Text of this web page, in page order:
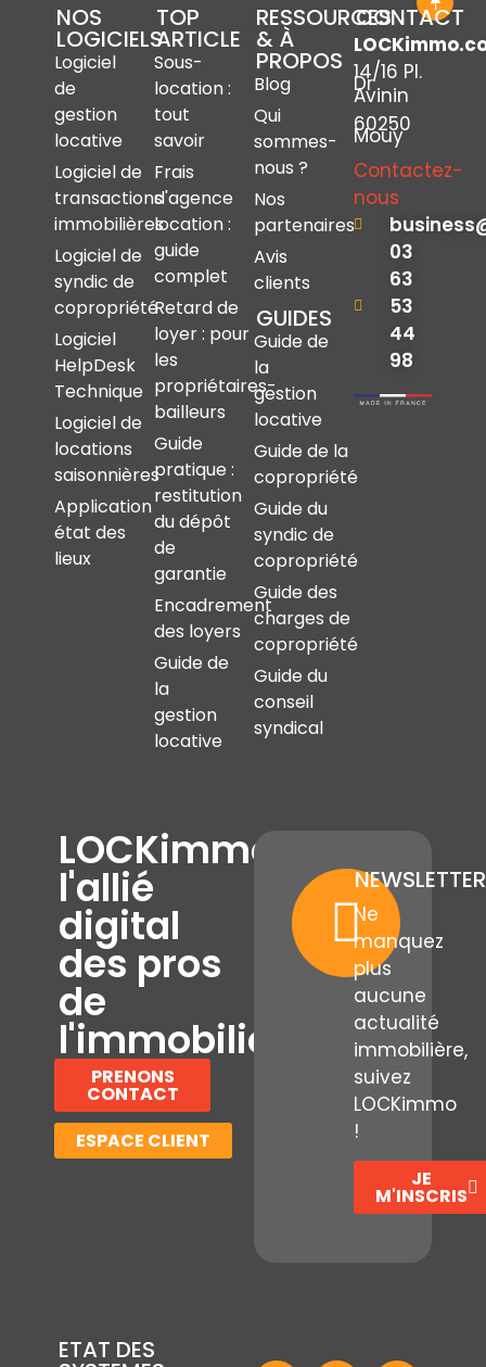
NOS
LOGICIELS
Logiciel
de
gestion
locative
Logiciel de
transactions
immobilières
Logiciel de
syndic de
copropriété
Logiciel
HelpDesk
Technique
Logiciel de
locations
saisonnières
Application
état des
lieux
TOP
ARTICLE
Sous-
location :
tout
savoir
Frais
d'agence
location :
guide
complet
Retard de
loyer : pour
les
propriétaires-
bailleurs
Guide
pratique :
restitution
du dépôt
de
garantie
Encadrement
des loyers
Guide de
la
gestion
locative
RESSOURCES
& À
PROPOS
Blog
Qui
sommes-
nous ?
Nos
partenaires
Avis
clients
GUIDES
Guide de
la
gestion
locative
Guide de la
copropriété
Guide du
syndic de
copropriété
Guide des
charges de
copropriété
Guide du
conseil
syndical
CONTACT
14/16 Pl.
Dr
Avinin
60250
Mouy
Contactez-
nous
03
63
53
44
98
LOCKimmo,
l'allié
digital
des pros
de
l'immobilier
PRENONS
CONTACT
ESPACE CLIENT
NEWSLETTER
Ne
manquez
plus
aucune
actualité
immobilière,
suivez
LOCKimmo
!
JE
M'INSCRIS
ETAT DES